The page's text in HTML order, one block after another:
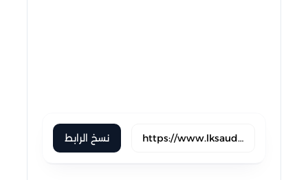
نسخ الرابط